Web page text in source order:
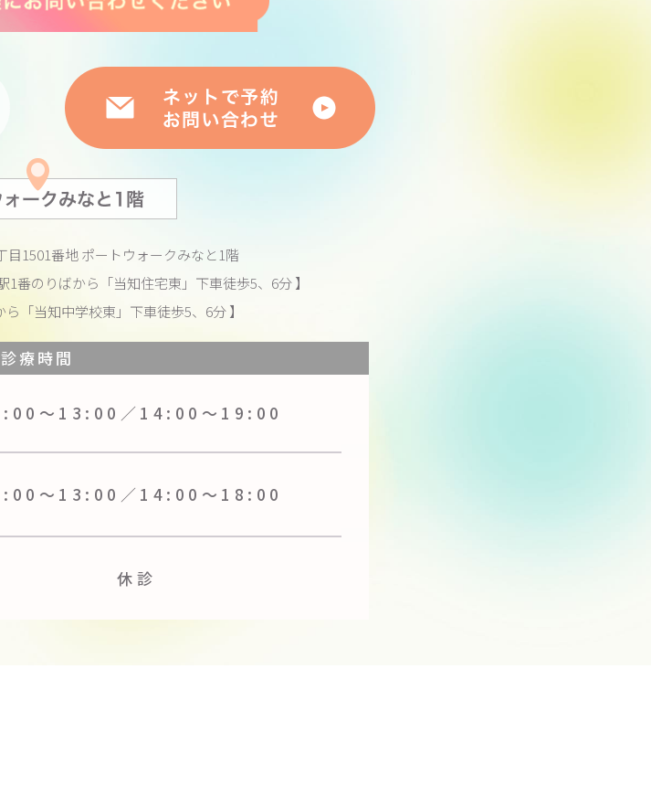
目1501番地ポートウォークみなと1階
1番のりばから 「当知住宅東」下車徒歩5、6分 】
ら 「当知中学校東」下車徒歩5、6分 】
診療時間
〜13:00／ 14:00〜19:00
〜13:00／ 14:00〜18:00
休診